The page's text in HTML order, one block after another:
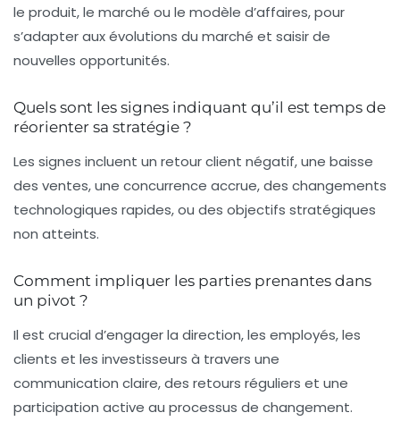
le produit, le marché ou le modèle d’affaires, pour
s’adapter aux évolutions du marché et saisir de
nouvelles opportunités.
Quels sont les signes indiquant qu’il est temps de
réorienter sa stratégie ?
Les signes incluent un retour client négatif, une baisse
des ventes, une concurrence accrue, des changements
technologiques rapides, ou des objectifs stratégiques
non atteints.
Comment impliquer les parties prenantes dans
un pivot ?
Il est crucial d’engager la direction, les employés, les
clients et les investisseurs à travers une
communication claire, des retours réguliers et une
participation active au processus de changement.